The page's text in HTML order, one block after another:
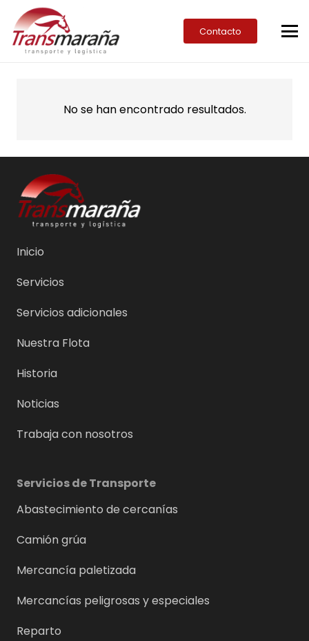
Contacto
No se han encontrado resultados.
Inicio
Servicios
Servicios adicionales
Nuestra Flota
Historia
Noticias
Trabaja con nosotros
Servicios de Transporte
Abastecimiento de cercanías
Camión grúa
Mercancía paletizada
Mercancías peligrosas y especiales
Reparto